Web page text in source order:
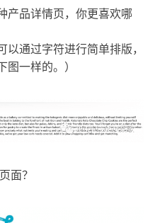
产品详情页，你更喜欢哪
通过字符进行简单排版，
一样的。）
面？